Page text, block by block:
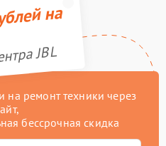
на
JBL
ремонт техники через
бессрочная скидка